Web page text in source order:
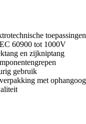
toepassingen
60900 tot 1000V
en zijkniptang
gebruik
met ophangoog